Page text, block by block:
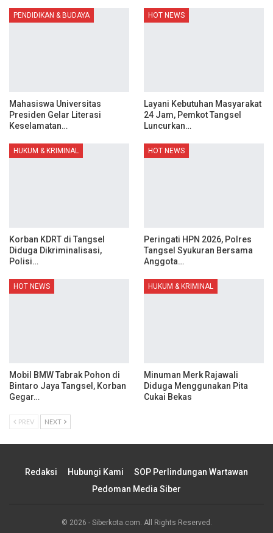
PENDIDIKAN & BUDAYA
Mahasiswa Universitas
Presiden Gelar Literasi
Keselamatan…
HOT NEWS
Layani Kebutuhan Masyarakat
24 Jam, Pemkot Tangsel
Luncurkan…
HUKUM & KRIMINAL
Korban KDRT di Tangsel
Diduga Dikriminalisasi,
Polisi…
HOT NEWS
Peringati HPN 2026, Polres
Tangsel Syukuran Bersama
Anggota…
HOT NEWS
Mobil BMW Tabrak Pohon di
Bintaro Jaya Tangsel, Korban
Gegar…
HUKUM & KRIMINAL
Minuman Merk Rajawali
Diduga Menggunakan Pita
Cukai Bekas
PREV NEXT
Redaksi Hubungi Kami
SOP Perlindungan Wartawan
Pedoman Media Siber
© 2026 - Siberkota.com. All Rights Reserved.